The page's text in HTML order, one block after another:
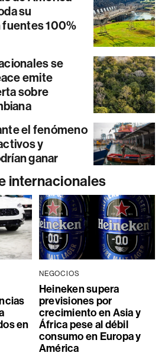
su
100%
se
emite
sobre
el fenómeno
y
ganar
internacionales
en
NEGOCIOS
Heineken supera
previsiones por
crecimiento en Asia y
África pese al débil
consumo en Europa y
América